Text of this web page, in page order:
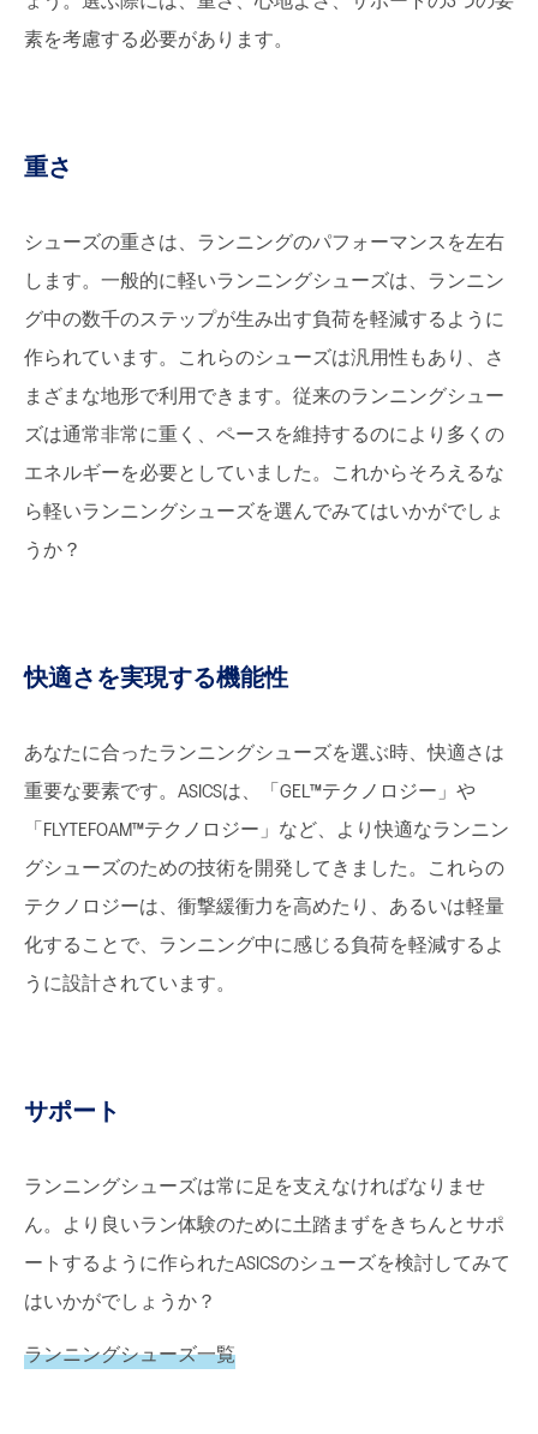
素を考慮する必要があります。
重さ
シューズの重さは、ランニングのパフォーマンスを左右
します。一般的に軽いランニングシューズは、ランニン
グ中の数千のステップが生み出す負荷を軽減するように
作られています。これらのシューズは汎用性もあり、さ
まざまな地形で利用できます。従来のランニングシュー
ズは通常非常に重く、ペースを維持するのにより多くの
エネルギーを必要としていました。これからそろえるな
ら軽いランニングシューズを選んでみてはいかがでしょ
うか？
快適さを実現する機能性
あなたに合ったランニングシューズを選ぶ時、快適さは
重要な要素です。ASICSは、「GEL™テクノロジー」や
「FLYTEFOAM™テクノロジー」など、より快適なランニン
グシューズのための技術を開発してきました。これらの
テクノロジーは、衝撃緩衝力を高めたり、あるいは軽量
化することで、ランニング中に感じる負荷を軽減するよ
うに設計されています。
サポート
ランニングシューズは常に足を支えなければなりませ
ん。より良いラン体験のために土踏まずをきちんとサポ
ートするように作られたASICSのシューズを検討してみて
はいかがでしょうか？
ランニングシューズ一覧